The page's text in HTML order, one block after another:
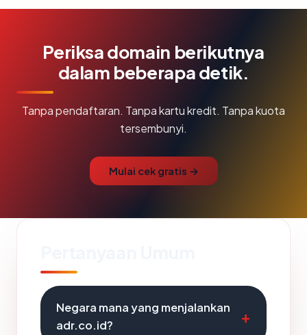
Periksa domain berikutnya
dalam beberapa detik.
Tanpa pendaftaran. Tanpa kartu kredit. Tanpa kuota
tersembunyi.
Mulai cek gratis →
Negara mana yang menjalankan
adr.co.id?